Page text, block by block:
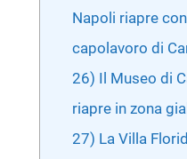
Napoli riapre
capolavoro di
26) Il Museo di
riapre in zona
27) La Villa